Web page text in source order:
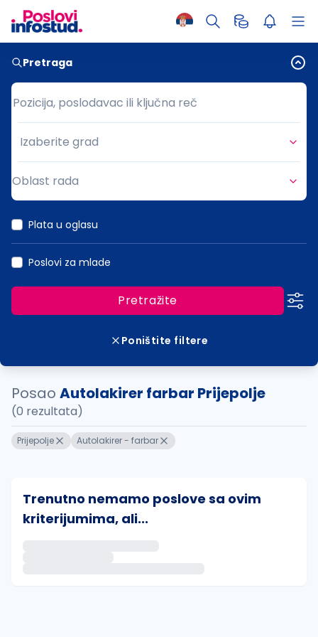
Pretraga
Pozicija, poslodavac ili ključna reč
Pozicija, poslodavac ili ključna reč
Grad
Izaberite grad
Oblast rada
Plata u oglasu
Poslovi za mlade
Pretražite
Poništite filtere
Posao Autolakirer farbar Prijepolje
(0 rezultata)
Prijepolje Autolakirer - farbar
Trenutno nemamo poslove sa ovim
kriterijumima, ali...